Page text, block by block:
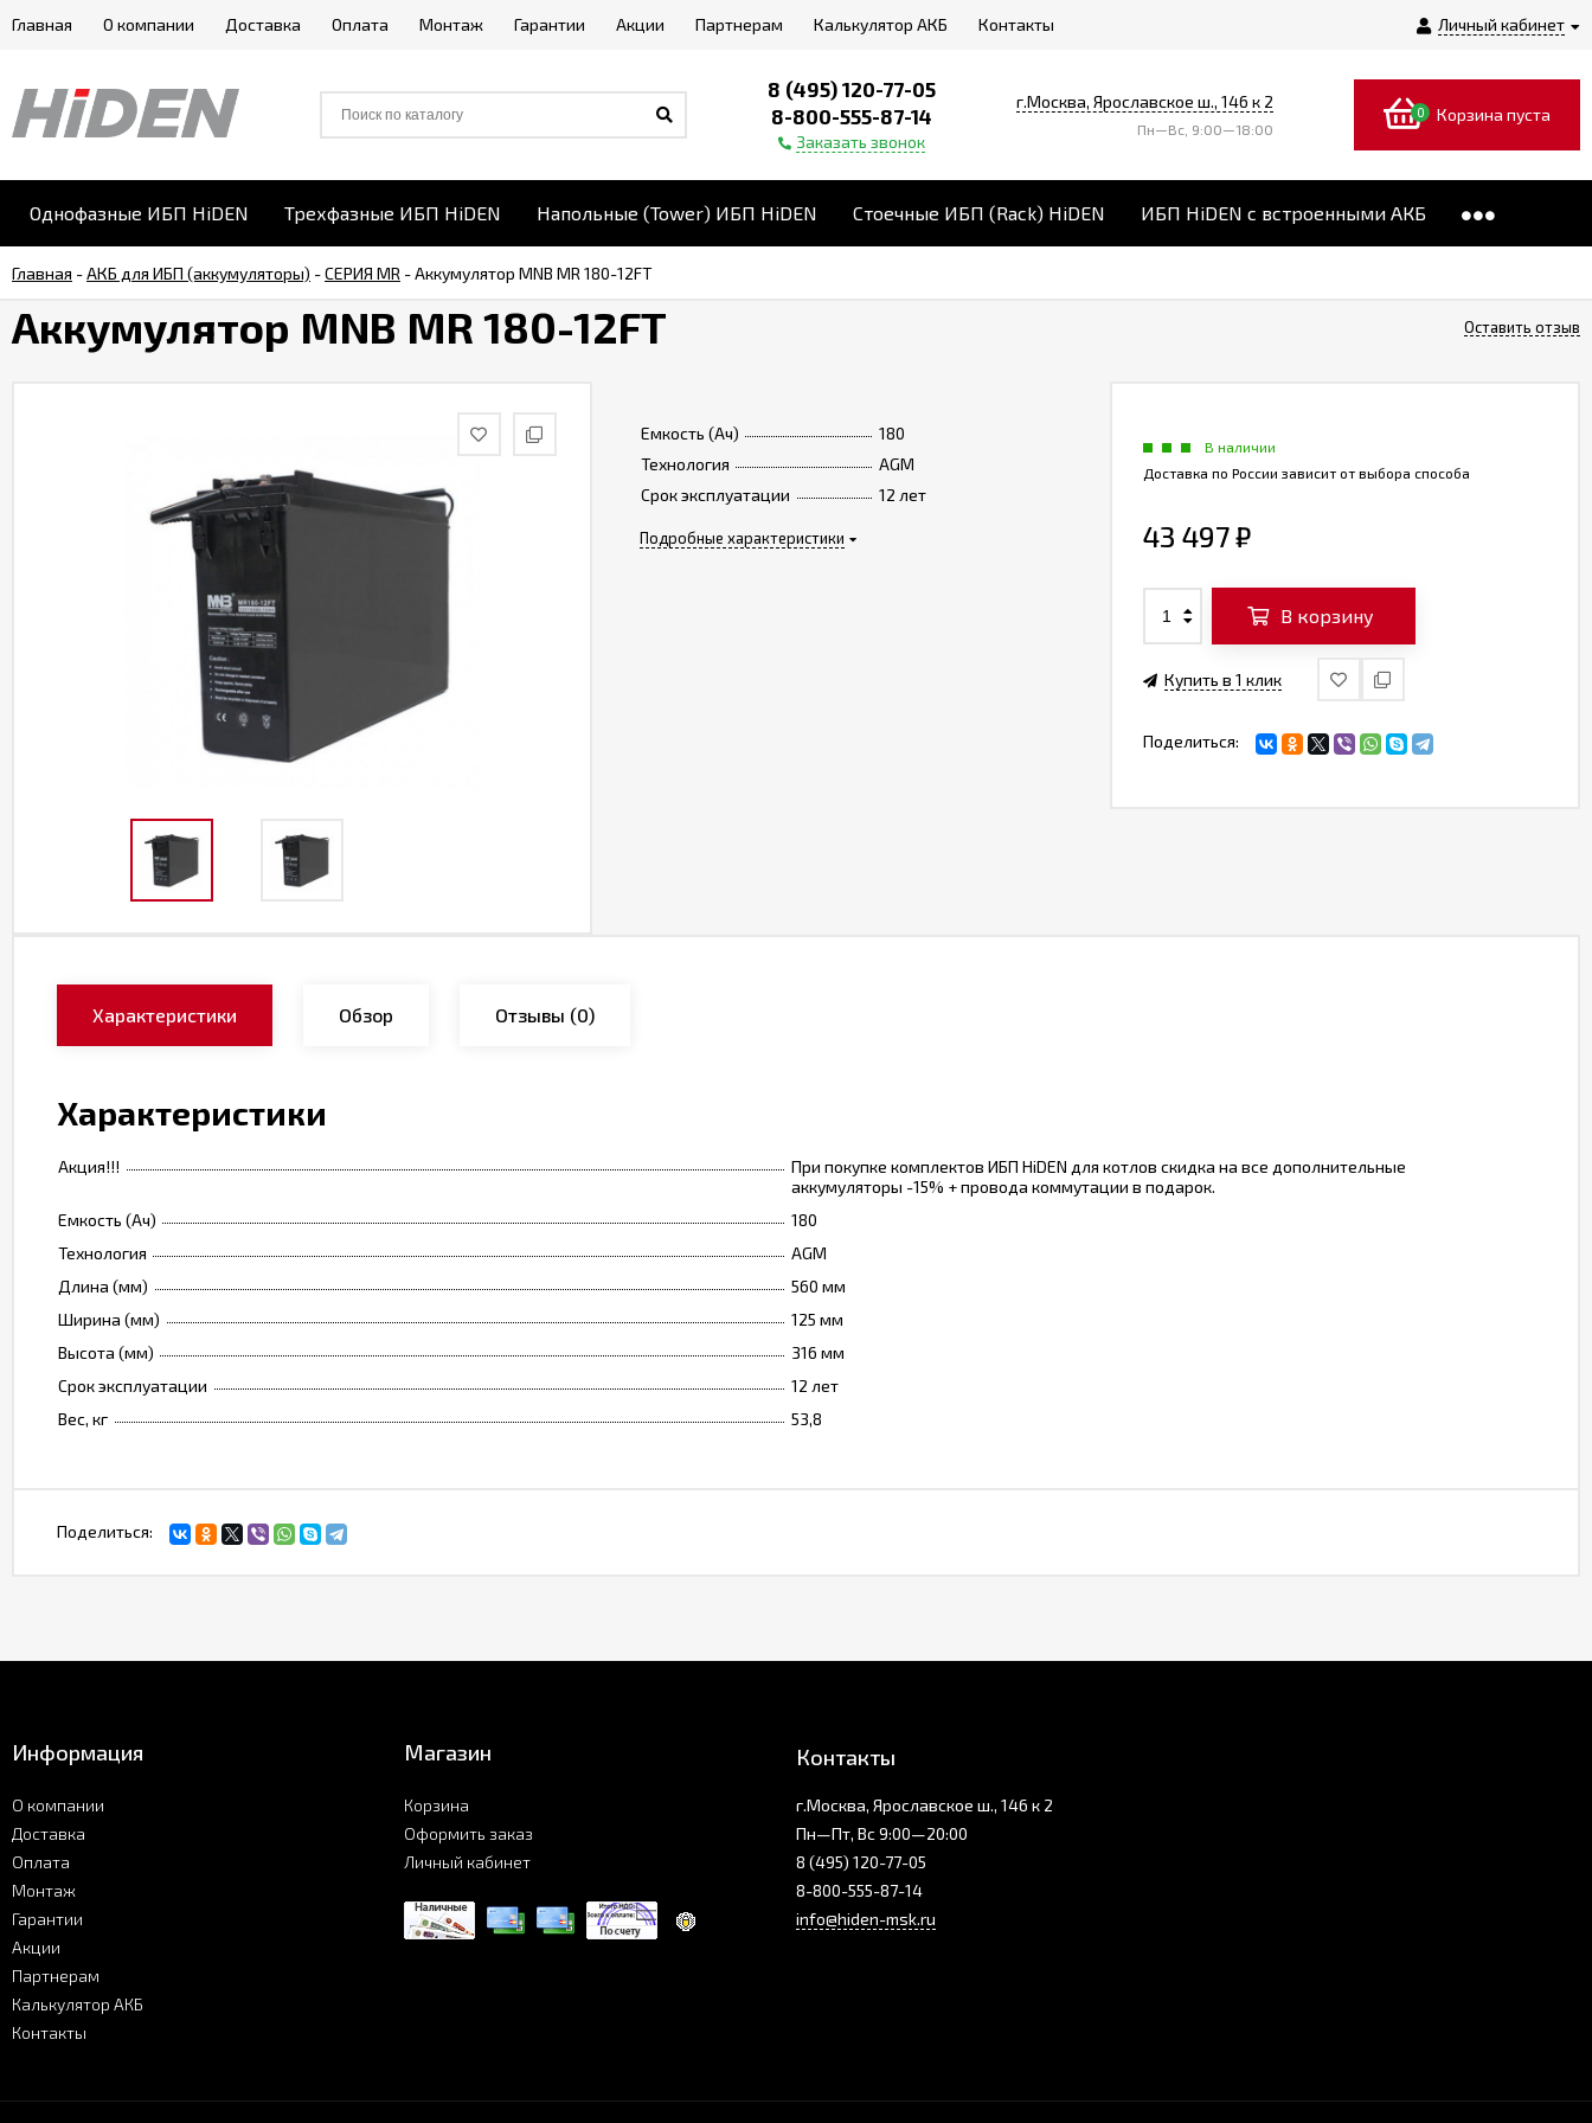
Личный кабинет
Главная О компании Доставка Оплата Монтаж Гарантии Акции Партнерам Калькулятор АКБ Контакты
8 (495) 120-77-05
8-800-555-87-14
Заказать звонок
г.Москва, Ярославское ш., 146 к 2
Пн—Вс, 9:00—18:00
0 Корзина пуста
Однофазные ИБП HiDEN Трехфазные ИБП HiDEN Напольные (Tower) ИБП HiDEN Стоечные ИБП (Rack) HiDEN ИБП HiDEN с встроенными АКБ
Главная -АКБ для ИБП (аккумуляторы) -СЕРИЯ MR -Аккумулятор MNB MR 180-12FT
Аккумулятор MNB MR 180-12FT Оставить отзыв
Емкость (Ач)
180
Технология
AGM
Срок эксплуатации
12 лет
Подробные характеристики
В наличии
Доставка по России зависит от выбора способа
43 497₽
В корзину
Купить в 1 клик
Поделиться:
Характеристики Обзор Отзывы (0)
Характеристики
Акция!!!
При покупке комплектов ИБП HiDEN для котлов скидка на все дополнительные
аккумуляторы -15% + провода коммутации в подарок.
Емкость (Ач)
180
Технология
AGM
Длина (мм)
560 мм
Ширина (мм)
125 мм
Высота (мм)
316 мм
Срок эксплуатации
12 лет
Вес, кг
53,8
Поделиться:
Информация
О компании
Доставка
Оплата
Монтаж
Гарантии
Акции
Партнерам
Калькулятор АКБ
Контакты
Магазин
Корзина
Оформить заказ
Личный кабинет
Контакты
г.Москва, Ярославское ш., 146 к 2
Пн—Пт, Вс 9:00—20:00
8 (495) 120-77-05
8-800-555-87-14
info@hiden-msk.ru